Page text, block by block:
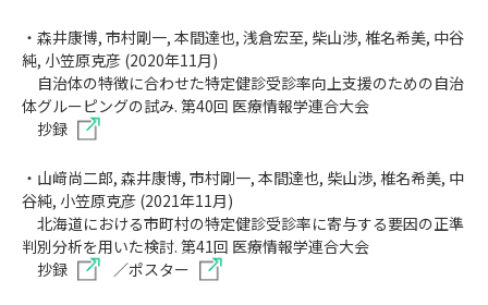
・森井康博, 市村剛一, 本間達也, 浅倉宏至, 柴山渉, 椎名希美, 中谷
純, 小笠原克彦 (2020年11月)
自治体の特徴に合わせた特定健診受診率向上支援のための自治
体グルーピングの試み. 第40回 医療情報学連合大会
抄録
・山﨑尚二郎, 森井康博, 市村剛一, 本間達也, 柴山渉, 椎名希美, 中
谷純, 小笠原克彦 (2021年11月)
北海道における市町村の特定健診受診率に寄与する要因の正準
判別分析を用いた検討. 第41回 医療情報学連合大会
抄録 ／ポスター